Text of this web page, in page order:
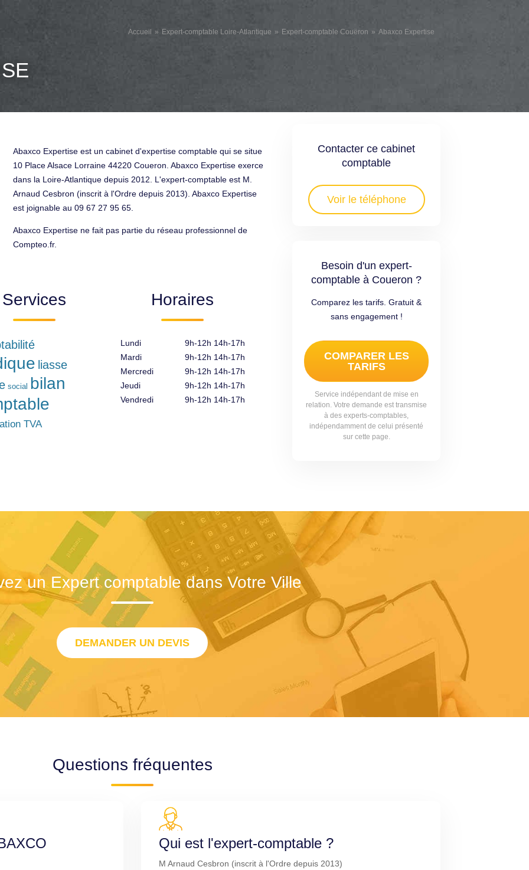
Accueil Expert-comptable Loire-Atlantique Expert-comptable Couëron Abaxco Expertise
Contacter ce cabinet
comptable
Voir le téléphone
Besoin d'un expert-
comptable à Coueron ?
Comparez les tarifs. Gratuit &
sans engagement !
COMPARER LES
TARIFS
Service indépendant de mise en
relation. Votre demande est transmise
à des experts-comptables,
indépendamment de celui présenté
sur cette page.
Abaxco Expertise est un cabinet d'expertise comptable qui se situe
10 Place Alsace Lorraine 44220 Coueron. Abaxco Expertise exerce
dans la Loire-Atlantique depuis 2012. L'expert-comptable est M.
Arnaud Cesbron (inscrit à l'Ordre depuis 2013). Abaxco Expertise
est joignable au 09 67 27 95 65.
Abaxco Expertise ne fait pas partie du réseau professionnel de
Compteo.fr.
Services
liasse
social bilan
TVA
Horaires
Lundi
Mardi
Mercredi
Jeudi
Vendredi
9h-12h 14h-17h
9h-12h 14h-17h
9h-12h 14h-17h
9h-12h 14h-17h
9h-12h 14h-17h
un Expert comptable dans Votre Ville
DEMANDER UN DEVIS
Questions fréquentes
Qui est l'expert-comptable ?
M Arnaud Cesbron (inscrit à l'Ordre depuis 2013)